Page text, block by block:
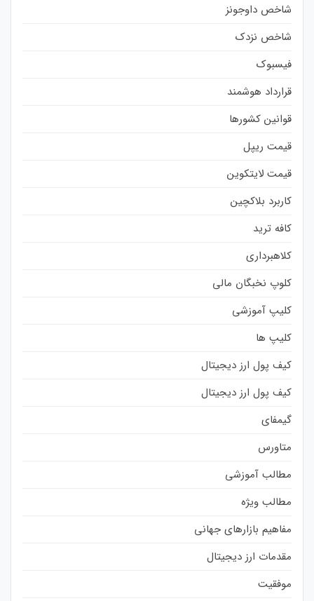
شاخص داوجونز
شاخص نزدک
فیسبوک
قرارداد هوشمند
قوانین کشورها
قیمت ریپل
قیمت لایتکوین
کاربرد بلاکچین
کافه ترید
کلاهبرداری
کلوپ نخبگان مالی
کلیپ آموزشی
کلیپ ها
کیف پول ارز دیجیتال
کیف پول ارز دیجیتال
گیمفای
متاورس
مطالب آموزشی
مطالب ویژه
مفاهیم بازارهای جهانی
مقدمات ارز دیجیتال
موفقیت